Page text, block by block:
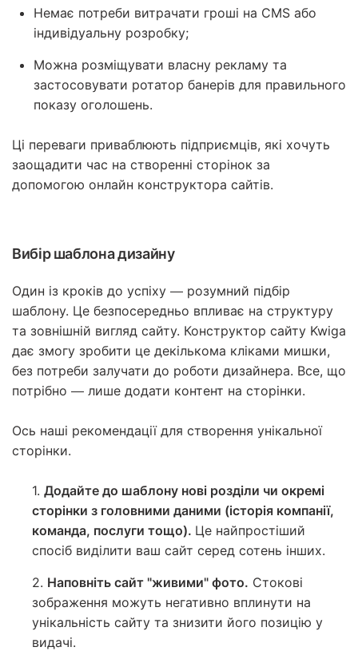
Немає потреби витрачати гроші на CMS або
індивідуальну розробку;
Можна розміщувати власну рекламу та
застосовувати ротатор банерів для правильного
показу оголошень.
Ці переваги приваблюють підприємців, які хочуть
заощадити час на створенні сторінок за
допомогою онлайн конструктора сайтів.
Вибір шаблона дизайну
Один із кроків до успіху — розумний підбір
шаблону. Це безпосередньо впливає на структуру
та зовнішній вигляд сайту. Конструктор сайту Kwiga
дає змогу зробити це декількома кліками мишки,
без потреби залучати до роботи дизайнера. Все, що
потрібно — лише додати контент на сторінки.
Ось наші рекомендації для створення унікальної
сторінки.
1. Додайте до шаблону нові розділи чи окремі
сторінки з головними даними (історія компанії,
команда, послуги тощо). Це найпростіший
спосіб виділити ваш сайт серед сотень інших.
2. Наповніть сайт "живими" фото. Стокові
зображення можуть негативно вплинути на
унікальність сайту та знизити його позицію у
видачі.